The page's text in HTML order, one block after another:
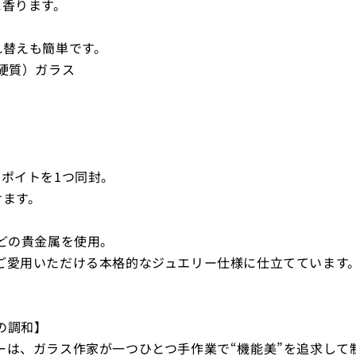
ります。
えも簡単です。
質）ガラス
イトを1つ同封。
す。
貴金属を使用。
用いただける本格的なジュエリー仕様に仕立てています。
和】
、ガラス作家が一つひとつ手作業で“機能美”を追求して